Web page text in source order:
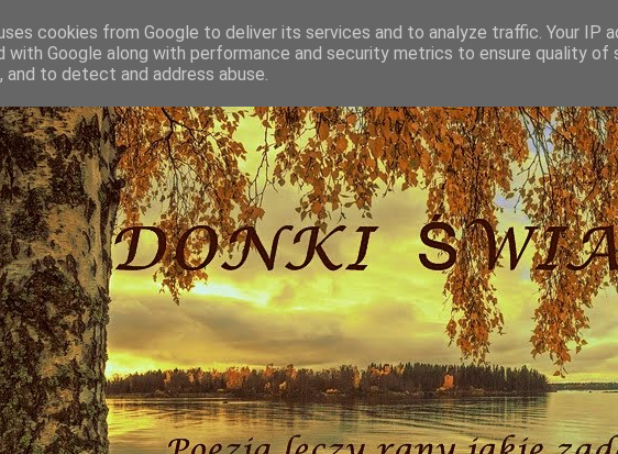
cookies from Google to deliver its services and to analyze traffic. Your IP
with Google along with performance and security metrics to ensure quality of
to detect and address abuse.